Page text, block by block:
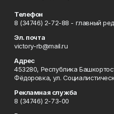
Телефон
8 (34746) 2-72-88 - главный
Эл. почта
victory-rb@mail.ru
Адрес
453280, Республика
Фёдоровка, ул.
Рекламная служба
8 (34746) 2-73-00